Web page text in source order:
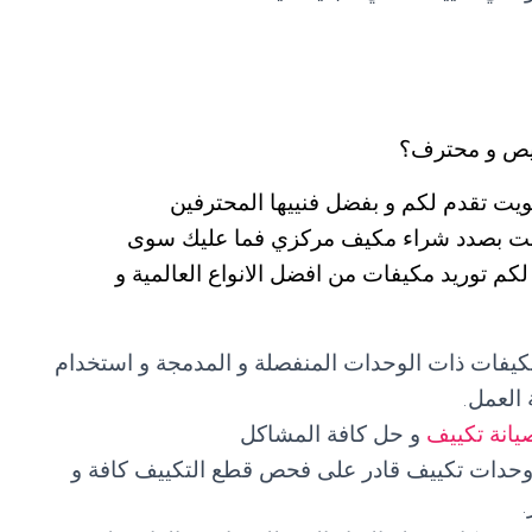
و محترف؟
تقدم لكم و بفضل فنييها المحترفين
كنت بصدد شراء مكيف مركزي فما عليك سوى
التي ستضمن لكم توريد مكيفات من افضل الانواع العالمية و
ذات الوحدات المنفصلة و المدمجة و استخدام
تكييف و حل كافة المشاكل
وحدات تكييف قادر على فحص قطع التكييف كافة و